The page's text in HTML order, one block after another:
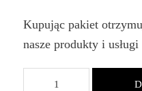
Kupując pakiet
nasze produkty i usługi